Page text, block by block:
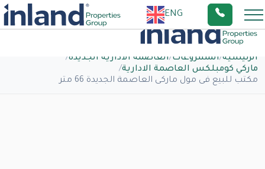
ENG
الرئيسية/المشروعات/العاصمة الادارية الجديدة/
ماركي كومبلكس العاصمة الادارية/
مكتب للبيع فى مول ماركى العاصمة الجديدة 66 متر